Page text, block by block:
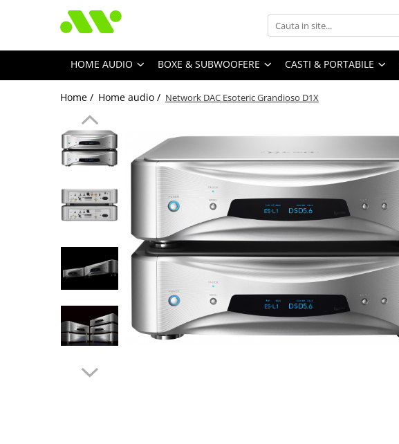
HOME AUDIO BOXE & SUBWOOFERE CASTI & PORTABILE
Home / Home audio / Network DAC Esoteric Grandioso D1X